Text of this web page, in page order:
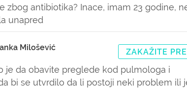
zbog antibiotika? Inace, imam 23 godine,
unapred
Milošević ZAKAŽITE
je da obavite preglede kod pulmologa i
bi se utvrdilo da li postoji neki problem ili